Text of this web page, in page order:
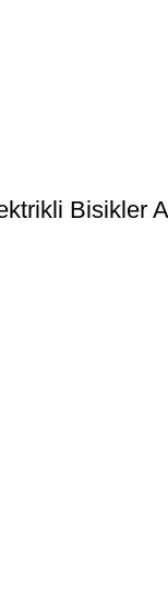
Bisikler